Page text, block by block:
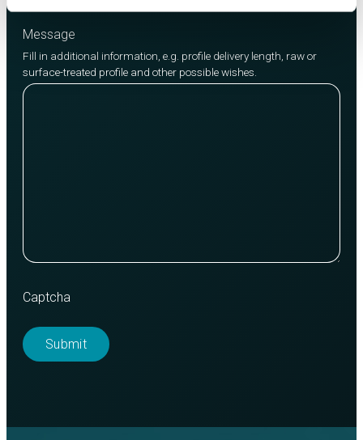
Message
Fill in additional information, e.g. profile delivery length, raw or
surface-treated profile and other possible wishes.
Captcha